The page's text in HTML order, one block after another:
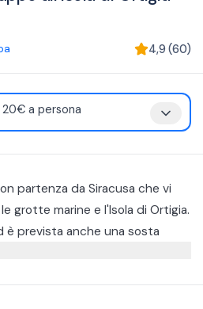
4,9 (60)
20€ a persona
partenza da Siracusa che vi
grotte marine e l'Isola di Ortigia.
è prevista anche una sosta
sicule. Sarete